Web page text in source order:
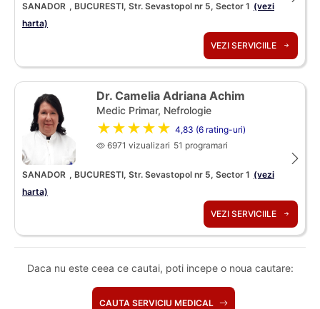
SANADOR , BUCURESTI, Str. Sevastopol nr 5, Sector 1 (vezi
harta)
VEZI SERVICIILE
Dr. Camelia Adriana Achim
Medic Primar, Nefrologie
★★★★★ 4,83 (6 rating-uri)
6971 vizualizari 51 programari
SANADOR , BUCURESTI, Str. Sevastopol nr 5, Sector 1 (vezi
harta)
VEZI SERVICIILE
Daca nu este ceea ce cautai, poti incepe o noua cautare:
CAUTA SERVICIU MEDICAL